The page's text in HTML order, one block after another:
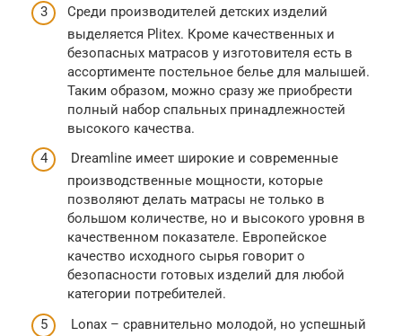
Среди производителей детских изделий
выделяется Plitex. Кроме качественных и
безопасных матрасов у изготовителя есть в
ассортименте постельное белье для малышей.
Таким образом, можно сразу же приобрести
полный набор спальных принадлежностей
высокого качества.
Dreamline имеет широкие и современные
производственные мощности, которые
позволяют делать матрасы не только в
большом количестве, но и высокого уровня в
качественном показателе. Европейское
качество исходного сырья говорит о
безопасности готовых изделий для любой
категории потребителей.
Lonax – сравнительно молодой, но успешный